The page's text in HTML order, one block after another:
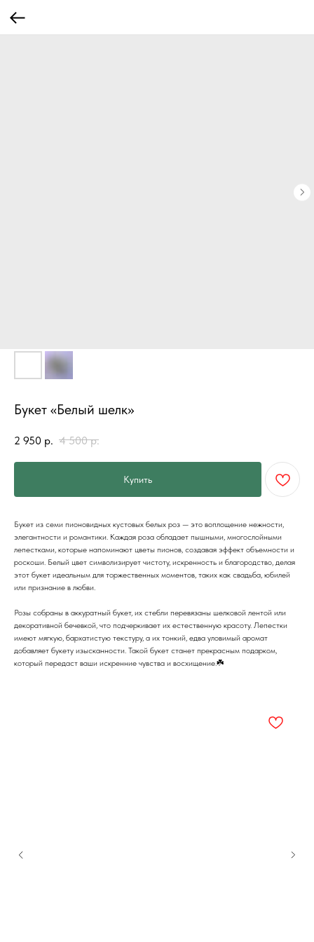
Букет «Белый шелк»
2 950 р. 4 500 р.
Купить
Букет из семи пионовидных кустовых белых роз — это воплощение нежности,
элегантности и романтики. Каждая роза обладает пышными, многослойными
лепестками, которые напоминают цветы пионов, создавая эффект объемности и
роскоши. Белый цвет символизирует чистоту, искренность и благородство, делая
этот букет идеальным для торжественных моментов, таких как свадьба, юбилей
или признание в любви.
Розы собраны в аккуратный букет, их стебли перевязаны шелковой лентой или
декоративной бечевкой, что подчеркивает их естественную красоту. Лепестки
имеют мягкую, бархатистую текстуру, а их тонкий, едва уловимый аромат
добавляет букету изысканности. Такой букет станет прекрасным подарком,
который передаст ваши искренние чувства и восхищение.☘️